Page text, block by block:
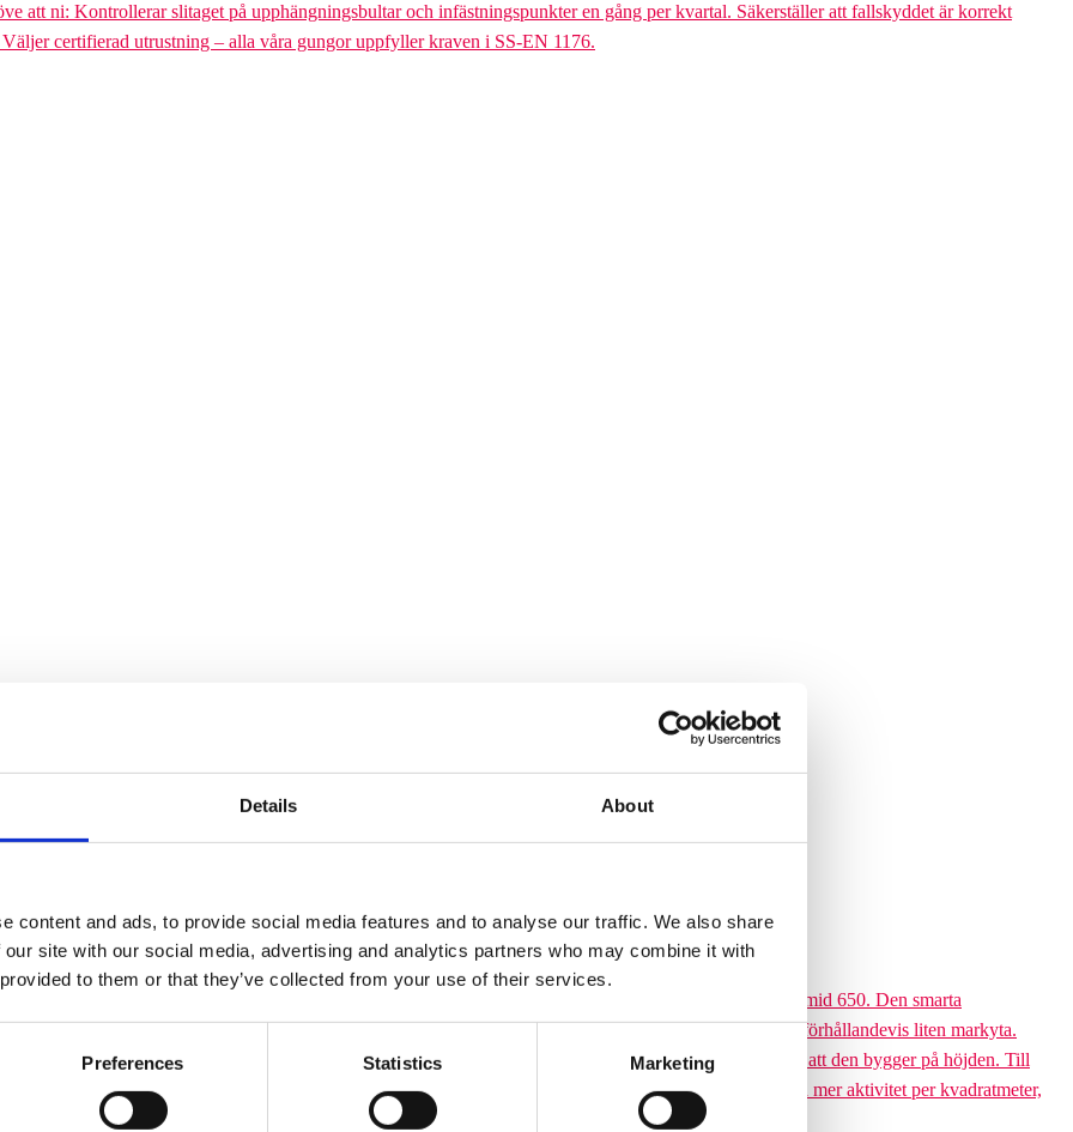
Details About
content and ads, to provide social media features and to analyse our traffic. We also share
site with our social media, advertising and analytics partners who may combine it with
to them or that they’ve collected from your use of their services.
Preferences Statistics Marketing
att ni: Kontrollerar slitaget på upphängningsbultar och infästningspunkter en gång per kvartal. Säkerställer att fallskyddet är korrekt
certifierad utrustning – alla våra gungor uppfyller kraven i SS-EN 1176.
finns i flera storlekar, från tre meters höjd upp till den 6,5 meter höga Climbing pyramid 650. Läs mer...
klätterpyramider finns i flera storlekar, från tre meters höjd upp till den 6,5 meter höga Climbing pyramid 650. Den smarta
barn från cirka 6 år och uppåt att klättra på en och samma gång. Dessutom tar klätterpyramiden upp en förhållandevis liten markyta.
med en diameter på cirka 9–14,5 meter. Det som gör klätterpyramiden till ett yteffektivt val är att den bygger på höjden. Till
större plats, maximerar nätstrukturen antalet användare på ytan. Ni får plats med betydligt fler barn och mer aktivitet per kvadratmeter,
och kommunala parker.